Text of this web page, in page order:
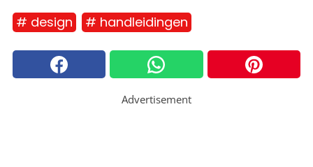
# design # handleidingen
Advertisement